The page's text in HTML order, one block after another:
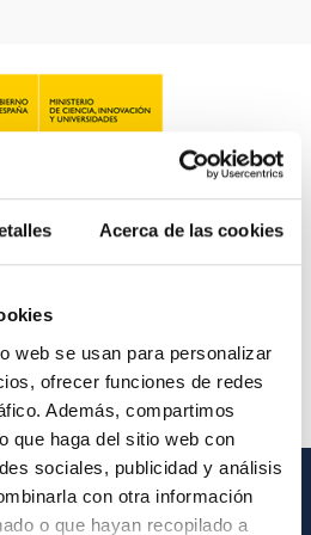
Acerca de las cookies
web se usan para personalizar
ofrecer funciones de redes
Además, compartimos
que haga del sitio web con
sociales, publicidad y análisis
con otra información
o que hayan recopilado a